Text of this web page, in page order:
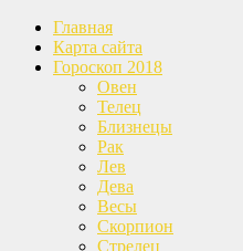
Главная
Карта сайта
Гороскоп 2018
Овен
Телец
Близнецы
Рак
Лев
Дева
Весы
Скорпион
Стрелец